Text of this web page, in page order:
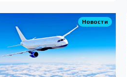
Новости